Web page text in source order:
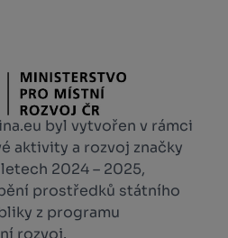
byl vytvořen v rámci
aktivity a rozvoj značky
2024 – 2025,
prostředků státního
z programu
rozvoj.